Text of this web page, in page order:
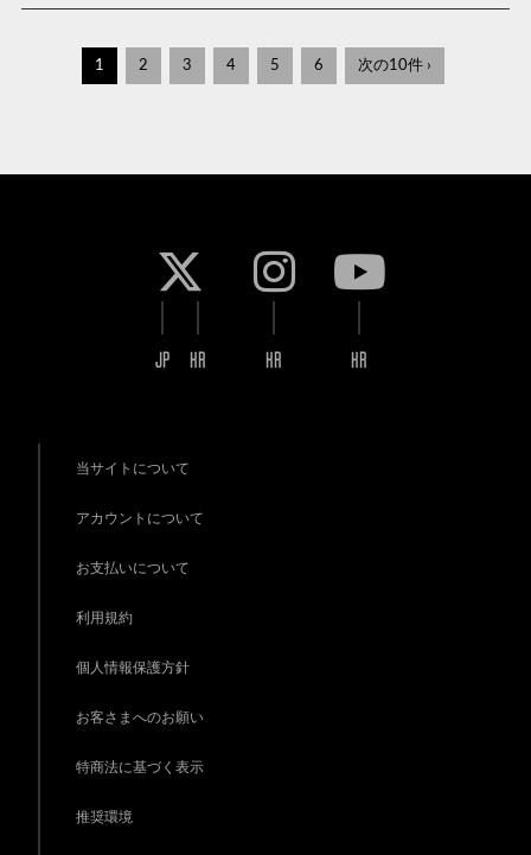
1 2 3 4 5 6 次の10件 ›
JP KR KR KR
当サイトについて
アカウントについて
お支払いについて
利用規約
個人情報保護方針
お客さまへのお願い
特商法に基づく表示
推奨環境